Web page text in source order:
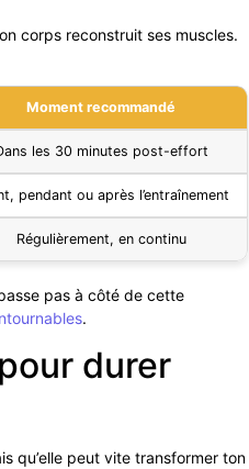
corps reconstruit ses muscles.
Moment recommandé
les 30 minutes post-effort
pendant ou après l’entraînement
Régulièrement, en continu
pas à côté de cette
.
durer
qu’elle peut vite transformer ton